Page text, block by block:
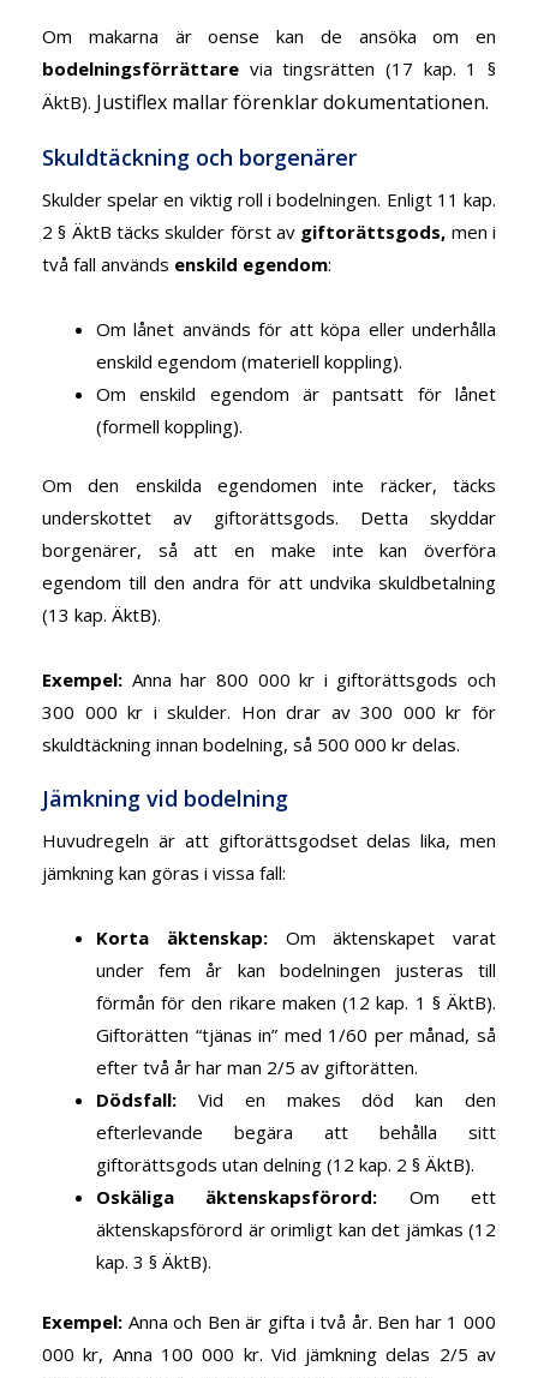
Om makarna är oense kan de ansöka om en
bodelningsförrättare via tingsrätten (17 kap. 1 §
ÄktB). Justiflex mallar förenklar dokumentationen.
Skuldtäckning och borgenärer
Skulder spelar en viktig roll i bodelningen. Enligt 11 kap.
2 § ÄktB täcks skulder först av giftorättsgods, men i
två fall används enskild egendom:
Om lånet används för att köpa eller underhålla
enskild egendom (materiell koppling).
Om enskild egendom är pantsatt för lånet
(formell koppling).
Om den enskilda egendomen inte räcker, täcks
underskottet av giftorättsgods. Detta skyddar
borgenärer, så att en make inte kan överföra
egendom till den andra för att undvika skuldbetalning
(13 kap. ÄktB).
Exempel: Anna har 800 000 kr i giftorättsgods och
300 000 kr i skulder. Hon drar av 300 000 kr för
skuldtäckning innan bodelning, så 500 000 kr delas.
Jämkning vid bodelning
Huvudregeln är att giftorättsgodset delas lika, men
jämkning kan göras i vissa fall:
Korta äktenskap:Om äktenskapet varat
under fem år kan bodelningen justeras till
förmån för den rikare maken (12 kap. 1 § ÄktB).
Giftorätten “tjänas in” med 1/60 per månad, så
efter två år har man 2/5 av giftorätten.
Dödsfall: Vid en makes död kan den
efterlevande begära att behålla sitt
giftorättsgods utan delning (12 kap. 2 § ÄktB).
Oskäliga äktenskapsförord: Om ett
äktenskapsförord är orimligt kan det jämkas (12
kap. 3 § ÄktB).
Exempel: Anna och Ben är gifta i två år. Ben har 1 000
000 kr, Anna 100 000 kr. Vid jämkning delas 2/5 av